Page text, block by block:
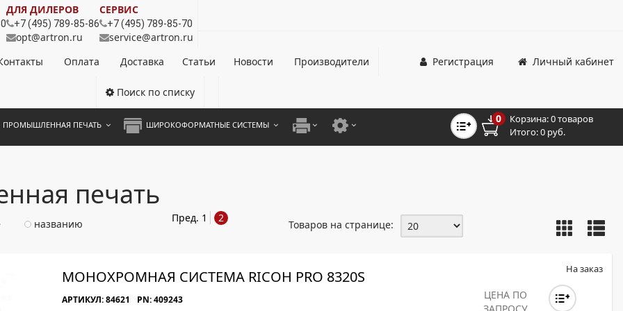
ДЛЯ ДИЛЕРОВ
+7 (495) 789-85-86
opt@artron.ru
СЕРВИС
+7 (495) 789-85-70
service@artron.ru
Оплата Доставка Статьи Новости Производители Личный кабинет
Регистрация
Поиск по списку
ПРОМЫШЛЕННАЯ ПЕЧАТЬ ШИРОКОФОРМАТНЫЕ СИСТЕМЫ
А4 МОНОХРОМНЫЕ
0 Корзина:0 товаров
Итого:0 руб.
печать
названию Пред. 1 2
Товаров на странице:
МОНОХРОМНАЯ СИСТЕМА RICOH PRO 8320S
АРТИКУЛ: 84621 PN: 409243
На заказ
ЦЕНА ПО